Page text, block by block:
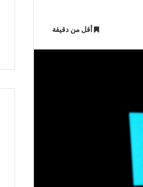
أقل من دقيقة